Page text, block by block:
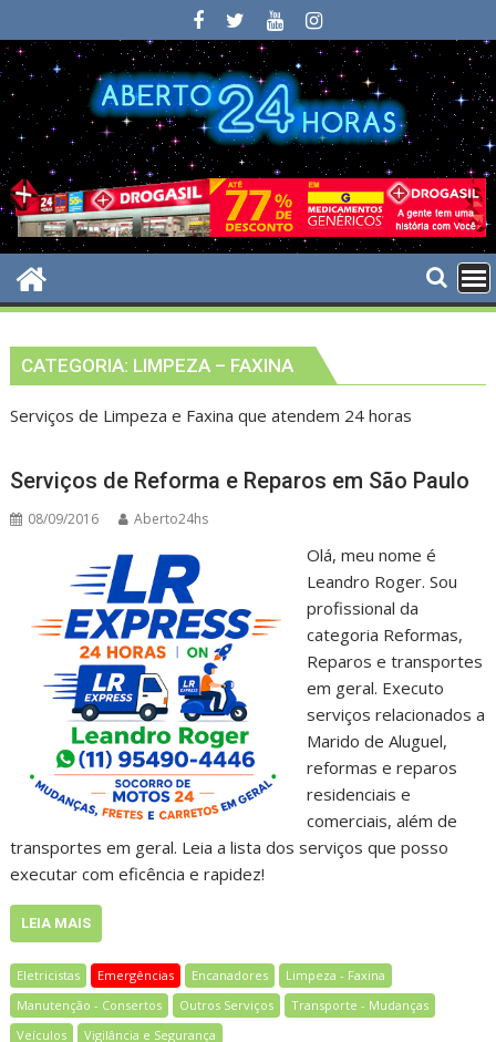
to
content
CATEGORIA: LIMPEZA – FAXINA
Serviços de Limpeza e Faxina que atendem 24 horas
Serviços de Reforma e Reparos em São Paulo
08/09/2016 Aberto24hs
Olá, meu nome é
Leandro Roger. Sou
profissional da
categoria Reformas,
Reparos e transportes
em geral. Executo
serviços relacionados a
Marido de Aluguel,
reformas e reparos
residenciais e
comerciais, além de
transportes em geral. Leia a lista dos serviços que posso
executar com eficência e rapidez!
LEIA MAIS
Eletricistas Emergências Encanadores
Limpeza - Faxina
Manutenção - Consertos
Outros Serviços
Transporte - Mudanças
Veículos
Vigilância e Segurança